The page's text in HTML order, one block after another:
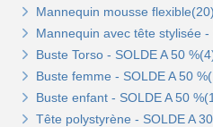
Etiquettes pour commerce et
Porte-prix(14)
Porte-étiquette à pince et à
Fil nylon(0)
Mannequin mousse flexible(20)
Mannequin avec tête stylisée -
Buste Torso - SOLDE A 50
Buste femme - SOLDE A 50
Buste enfant - SOLDE A 50
Tête polystyrène - SOLDE A